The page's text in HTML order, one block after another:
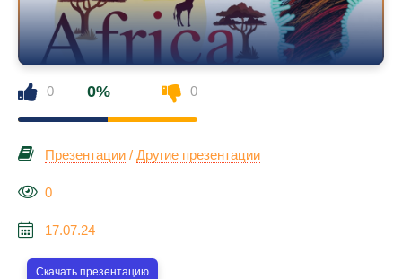
0 0% 0
Презентации / Другие презентации
0
17.07.24
Скачать презентацию